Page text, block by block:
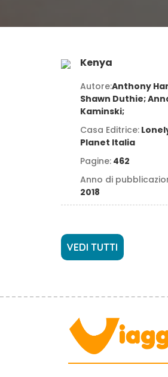
Kenya
Autore:Anthony
Shawn Duthie;
Kaminski;
Casa Editrice:
Planet Italia
Pagine: 462
Anno di
2018
VEDI TUTTI